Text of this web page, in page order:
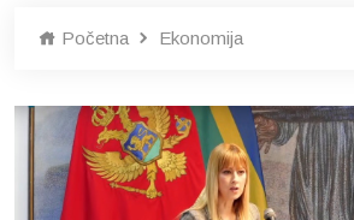
Početna Ekonomija